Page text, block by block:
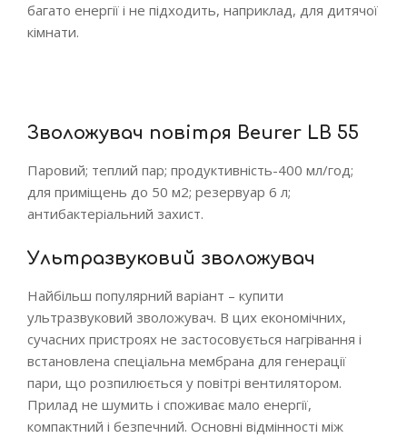
багато енергії і не підходить, наприклад, для дитячої
кімнати.
Зволожувач повітря Beurer LB 55
Паровий; теплий пар; продуктивність-400 мл/год;
для приміщень до 50 м2; резервуар 6 л;
антибактеріальний захист.
Ультразвуковий зволожувач
Найбільш популярний варіант – купити
ультразвуковий зволожувач. В цих економічних,
сучасних пристроях не застосовується нагрівання і
встановлена спеціальна мембрана для генерації
пари, що розпилюється у повітрі вентилятором.
Прилад не шумить і споживає мало енергії,
компактний і безпечний. Основні відмінності між